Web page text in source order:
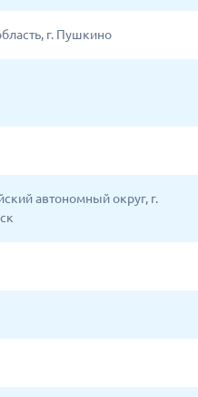
г. Пушкино
автономный округ, г.